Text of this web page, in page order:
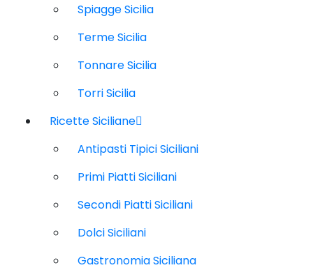
Spiagge Sicilia
Terme Sicilia
Tonnare Sicilia
Torri Sicilia
Ricette Siciliane
Antipasti Tipici Siciliani
Primi Piatti Siciliani
Secondi Piatti Siciliani
Dolci Siciliani
Gastronomia Siciliana